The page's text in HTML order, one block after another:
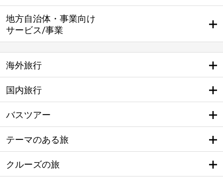
地方自治体・事業向け
サービス/事業
海外旅行
国内旅行
バスツアー
テーマのある旅
クルーズの旅